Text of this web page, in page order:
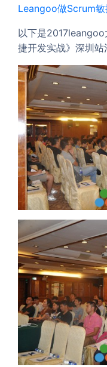
Leangoo做Scrum
以下是
捷开发实战》深圳站